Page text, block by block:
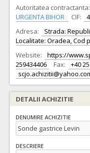
Autoritatea contractanta:
URGENTA BIHOR
CIF:
Adresa:
Strada:
Localitate: Oradea, Cod
Website:
https://
259434406
Fax: +40
DETALII ACHIZITIE
DENUMIRE ACHIZITIE
Sonde gastrice Levin
DESCRIERE